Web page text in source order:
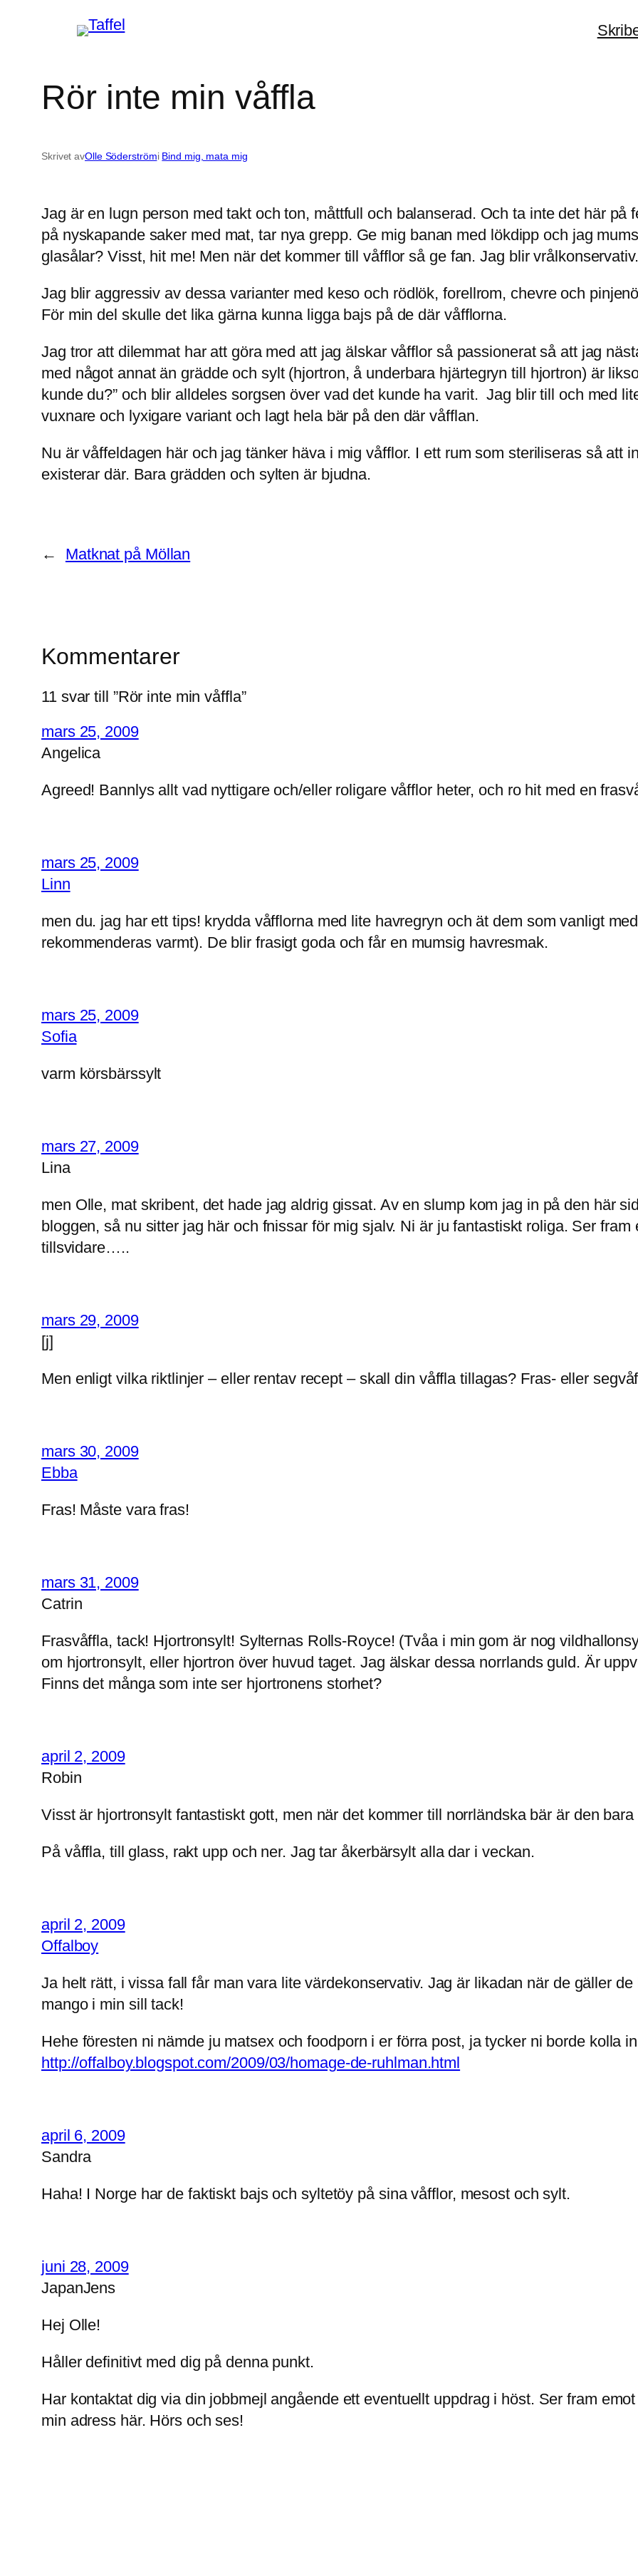
Rör inte min våffla
Skrivet avOlle Söderströmi Bind mig, mata mig
Jag är en lugn person med takt och ton, måttfull och balanserad. Och ta inte det här på
på nyskapande saker med mat, tar nya grepp. Ge mig banan med lökdipp och jag
glasålar? Visst, hit me! Men när det kommer till våfflor så ge fan. Jag blir
Jag blir aggressiv av dessa varianter med keso och rödlök, forellrom, chevre och
För min del skulle det lika gärna kunna ligga bajs på de där våfflorna.
Jag tror att dilemmat har att göra med att jag älskar våfflor så passionerat så att jag
med något annat än grädde och sylt (hjortron, å underbara hjärtegryn till hjortron) är
kunde du?” och blir alldeles sorgsen över vad det kunde ha varit. Jag blir till och med
vuxnare och lyxigare variant och lagt hela bär på den där våfflan.
Nu är våffeldagen här och jag tänker häva i mig våfflor. I ett rum som steriliseras så att
existerar där. Bara grädden och sylten är bjudna.
← Matknat på Möllan
Kommentarer
11 svar till ”Rör inte min våffla”
mars 25, 2009
Angelica
Agreed! Bannlys allt vad nyttigare och/eller roligare våfflor heter, och ro hit med en
mars 25, 2009
Linn
men du. jag har ett tips! krydda våfflorna med lite havregryn och ät dem som vanligt
rekommenderas varmt). De blir frasigt goda och får en mumsig havresmak.
mars 25, 2009
Sofia
varm körsbärssylt
mars 27, 2009
Lina
men Olle, mat skribent, det hade jag aldrig gissat. Av en slump kom jag in på den här
bloggen, så nu sitter jag här och fnissar för mig sjalv. Ni är ju fantastiskt roliga. Ser
tillsvidare…..
mars 29, 2009
[j]
Men enligt vilka riktlinjer – eller rentav recept – skall din våffla tillagas? Fras- eller
mars 30, 2009
Ebba
Fras! Måste vara fras!
mars 31, 2009
Catrin
Frasvåffla, tack! Hjortronsylt! Sylternas Rolls-Royce! (Tvåa i min gom är nog
om hjortronsylt, eller hjortron över huvud taget. Jag älskar dessa norrlands guld. Är
Finns det många som inte ser hjortronens storhet?
april 2, 2009
Robin
Visst är hjortronsylt fantastiskt gott, men när det kommer till norrländska bär är den
På våffla, till glass, rakt upp och ner. Jag tar åkerbärsylt alla dar i veckan.
april 2, 2009
Offalboy
Ja helt rätt, i vissa fall får man vara lite värdekonservativ. Jag är likadan när de gäller
mango i min sill tack!
Hehe föresten ni nämde ju matsex och foodporn i er förra post, ja tycker ni borde kolla
http://offalboy.blogspot.com/2009/03/homage-de-ruhlman.html
april 6, 2009
Sandra
Haha! I Norge har de faktiskt bajs och syltetöy på sina våfflor, mesost och sylt.
juni 28, 2009
JapanJens
Hej Olle!
Håller definitivt med dig på denna punkt.
Har kontaktat dig via din jobbmejl angående ett eventuellt uppdrag i höst. Ser fram
min adress här. Hörs och ses!